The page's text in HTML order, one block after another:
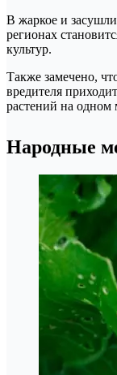
В жаркое и
регионах
культур.
Также замечено,
вредителя
растений на одном
Народные